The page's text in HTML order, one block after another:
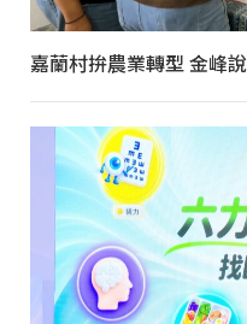
嘉蘭村拚農業轉型 金峰